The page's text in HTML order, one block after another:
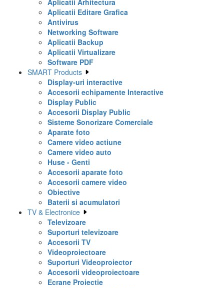
Aplicatii Arhitectura
Aplicatii Editare Grafica
Antivirus
Networking Software
Aplicatii Backup
Aplicatii Virtualizare
Software PDF
SMART Products
Display-uri interactive
Accesorii echipamente Interactive
Display Public
Accesorii Display Public
Sisteme Sonorizare Comerciale
Aparate foto
Camere video actiune
Camere video auto
Huse - Genti
Accesorii aparate foto
Accesorii camere video
Obiective
Baterii si acumulatori
TV & Electronice
Televizoare
Suporturi televizoare
Accesorii TV
Videoproiectoare
Suporturi Videoproiector
Accesorii videoproiectoare
Ecrane Proiectie